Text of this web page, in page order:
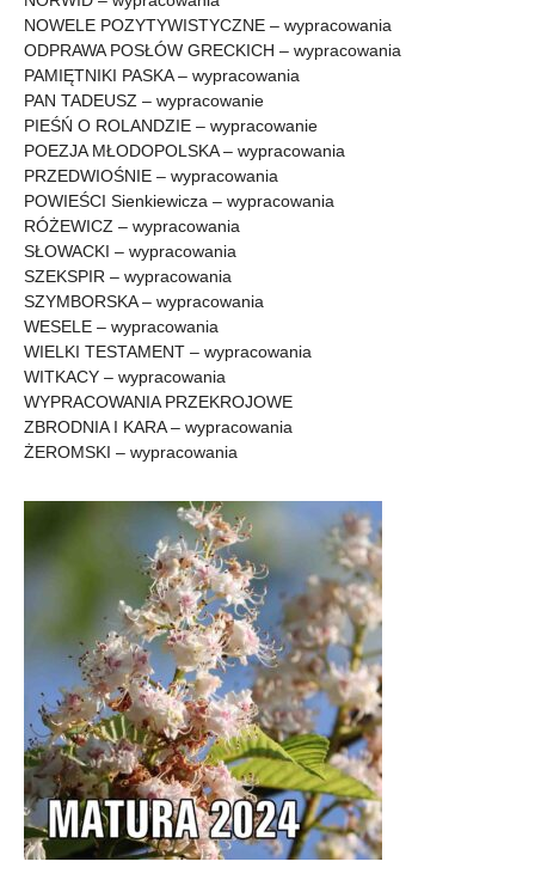
NOWELE POZYTYWISTYCZNE – wypracowania
ODPRAWA POSŁÓW GRECKICH – wypracowania
PAMIĘTNIKI PASKA – wypracowania
PAN TADEUSZ – wypracowanie
PIEŚŃ O ROLANDZIE – wypracowanie
POEZJA MŁODOPOLSKA – wypracowania
PRZEDWIOŚNIE – wypracowania
POWIEŚCI Sienkiewicza – wypracowania
RÓŻEWICZ – wypracowania
SŁOWACKI – wypracowania
SZEKSPIR – wypracowania
SZYMBORSKA – wypracowania
WESELE – wypracowania
WIELKI TESTAMENT – wypracowania
WITKACY – wypracowania
WYPRACOWANIA PRZEKROJOWE
ZBRODNIA I KARA – wypracowania
ŻEROMSKI – wypracowania